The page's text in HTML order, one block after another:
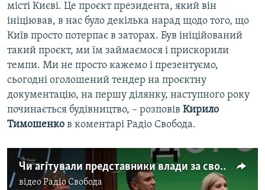
місті Києві. Це проєкт президента, який він
ініціював, в нас було декілька нарад щодо того, що
Київ просто потерпає в заторах. Був ініційований
такий проєкт, ми їм займаємося і прискорили
темпи. Ми не просто кажемо і презентуємо,
сьогодні оголошений тендер на проєктну
документацію, на першу ділянку, наступного року
починається будівництво, – розповів Кирило
Тимошенко в коментарі Радіо Свобода.
Чи агітували представники влади за свого кандидата на офіційному заході?
відеоРадіо Свобода